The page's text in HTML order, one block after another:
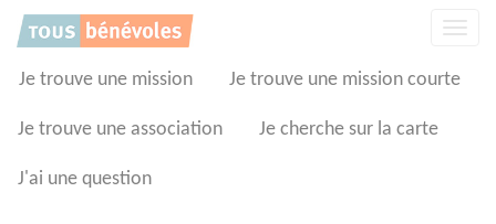
Je trouve une mission Je trouve une mission courte
Je trouve une association Je cherche sur la carte
J'ai une question
Panneau de gestion des cookies